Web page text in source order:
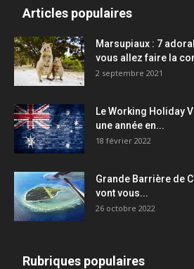
Articles populaires
Marsupiaux : 7
vous allez faire la
2 septembre 2021
Le Working Holiday
une année en...
18 février 2022
Grande Barrière de
vont vous...
26 octobre 2022
Rubriques populaires